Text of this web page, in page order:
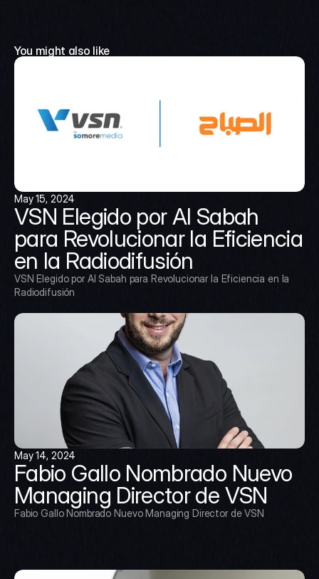
You might also like
May 15, 2024
VSN Elegido por Al Sabah
para Revolucionar la Eficiencia
en la Radiodifusión
VSN Elegido por Al Sabah para Revolucionar la Eficiencia en la
Radiodifusión
May 14, 2024
Fabio Gallo Nombrado Nuevo
Managing Director de VSN
Fabio Gallo Nombrado Nuevo Managing Director de VSN